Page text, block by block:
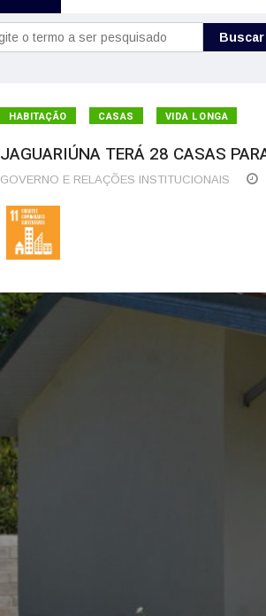
Buscar
HABITAÇÃO CASAS VIDA LONGA
JAGUARIÚNA TERÁ 28 CASAS
GOVERNO E RELAÇÕES INSTITUCIONAIS